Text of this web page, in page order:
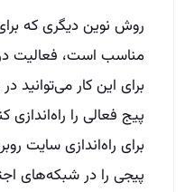
روش نوین دیگری که
مناسب است، فعالیت
برای این کار می‌توانید
پیج فعالی را
برای راه‌اندازی سایت
پیجی را در شبکه‌های